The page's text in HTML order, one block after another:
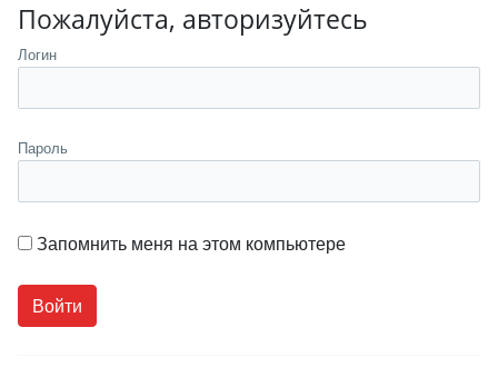
Пожалуйста, авторизуйтесь
Логин
Пароль
Запомнить меня на этом компьютере